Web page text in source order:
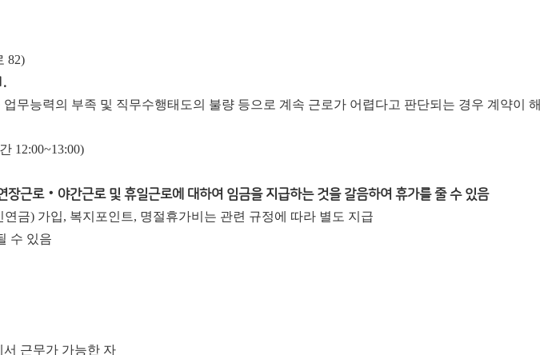
82)
무능력의 부족 및 직무수행태도의 불량 등으로 계속 근로가 어렵다고 판단되는 경우 계약이
12:00~13:00)
근로‧야간근로 및 휴일근로에 대하여 임금을 지급하는 것을 갈음하여 휴가를 줄 수 있음
금) 가입, 복지포인트, 명절휴가비는 관련 규정에 따라 별도 지급
수 있음
근무가 가능한 자